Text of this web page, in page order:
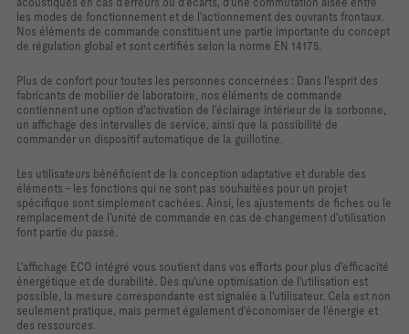
les modes de fonctionnement et de l'actionnement des ouvrants frontaux.
Nos éléments de commande constituent une partie importante du concept
de régulation global et sont certifiés selon la norme EN 14175.
Plus de confort pour toutes les personnes concernées : Dans l'esprit des
fabricants de mobilier de laboratoire, nos éléments de commande
contiennent une option d'activation de l'éclairage intérieur de la sorbonne,
un affichage des intervalles de service, ainsi que la possibilité de
commander un dispositif automatique de la guillotine.
Les utilisateurs bénéficient de la conception adaptative et durable des
éléments - les fonctions qui ne sont pas souhaitées pour un projet
spécifique sont simplement cachées. Ainsi, les ajustements de fiches ou le
remplacement de l'unité de commande en cas de changement d'utilisation
font partie du passé.
L'affichage ECO intégré vous soutient dans vos efforts pour plus d'efficacité
énergétique et de durabilité. Dès qu'une optimisation de l'utilisation est
possible, la mesure correspondante est signalée à l'utilisateur. Cela est non
seulement pratique, mais permet également d'économiser de l'énergie et
des ressources.